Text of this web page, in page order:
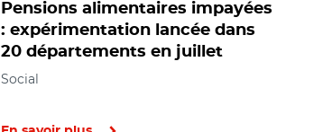
Pensions alimentaires impayées
: expérimentation lancée dans
20 départements en juillet
Social